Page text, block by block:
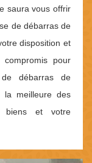
saura vous offrir
de débarras de
disposition et
pour
de débarras de
la meilleure des
biens et votre